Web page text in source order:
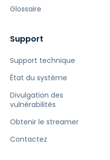
Glossaire
Support
Support technique
État du système
Divulgation des
vulnérabilités
Obtenir le streamer
Contactez